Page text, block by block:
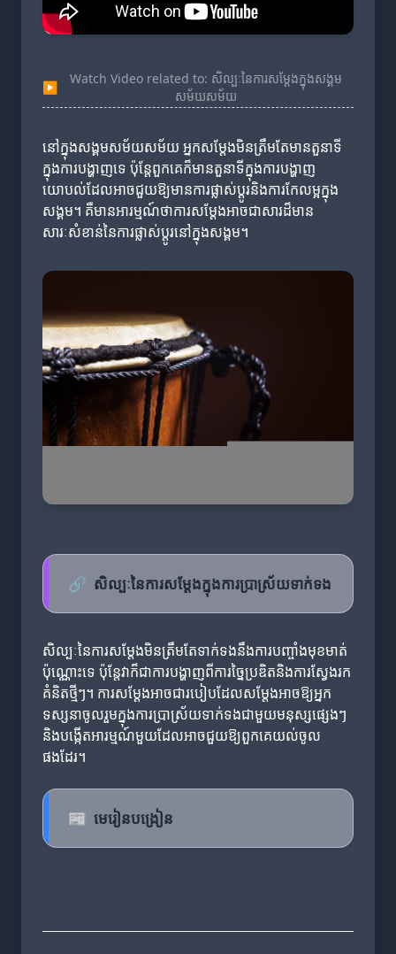
▶
Watch Video related to: សិល្បៈនៃការសម្តែងក្នុងសង្គម
សម័យសម័យ
នៅក្នុងសង្គមសម័យសម័យ អ្នកសម្តែងមិនត្រឹមតែមានតួនាទី
ក្នុងការបង្ហាញទេ ប៉ុន្តែពួកគេក៏មានតួនាទីក្នុងការបង្ហាញ
យោបល់ដែលអាចជួយឱ្យមានការផ្លាស់ប្តូរនិងការកែលម្អក្នុង
សង្គម។ គឺមានអារម្មណ៍ថាការសម្តែងអាចជាសារដ៏មាន
សារៈសំខាន់នៃការផ្លាស់ប្តូរនៅក្នុងសង្គម។
🔗 សិល្បៈនៃការសម្តែងក្នុងការប្រាស្រ័យទាក់ទង
សិល្បៈនៃការសម្តែងមិនត្រឹមតែទាក់ទងនឹងការបញ្ចាំងមុខមាត់
ប៉ុណ្ណោះទេ ប៉ុន្តែវាក៏ជាការបង្ហាញពីការច្នៃប្រឌិតនិងការស្វែងរក
គំនិតថ្មីៗ។ ការសម្តែងអាចជារបៀបដែលសម្តែងអាចឱ្យអ្នក
ទស្សនាចូលរួមក្នុងការប្រាស្រ័យទាក់ទងជាមួយមនុស្សផ្សេងៗ
និងបង្កើតអារម្មណ៍មួយដែលអាចជួយឱ្យពួកគេយល់ចូល
ផងដែរ។
📰 មេរៀនបង្រៀន